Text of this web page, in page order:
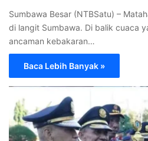
Sumbawa Besar (NTBSatu) –
di langit Sumbawa. Di balik cuaca
ancaman kebakaran…
Baca Lebih Banyak »